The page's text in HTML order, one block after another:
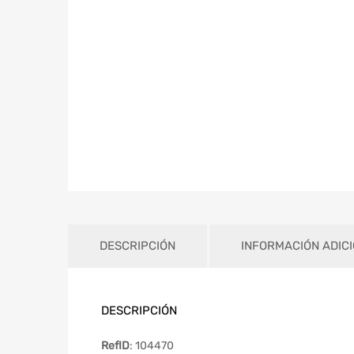
DESCRIPCIÓN INFORMACIÓN
DESCRIPCIÓN
RefID: 104470